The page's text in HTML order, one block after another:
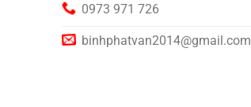
0973 971 726
binhphatvan2014@gmail.com